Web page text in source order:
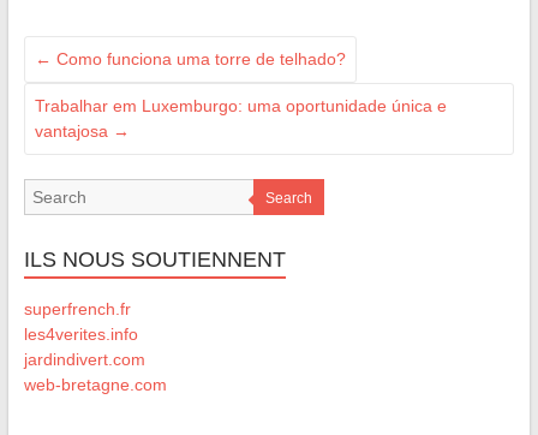
← Como funciona uma torre de telhado?
Trabalhar em Luxemburgo: uma oportunidade única e
vantajosa →
Search
ILS NOUS SOUTIENNENT
superfrench.fr
les4verites.info
jardindivert.com
web-bretagne.com